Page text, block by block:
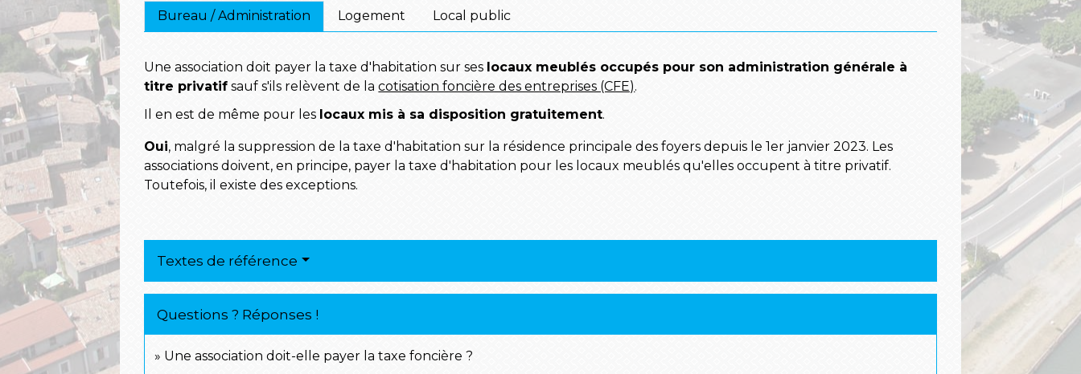
Bureau / Administration Logement Local public
Une association doit payer la taxe d'habitation sur ses locaux meublés occupés pour son administration générale à
titre privatif sauf s'ils relèvent de lacotisation foncière des entreprises (CFE).
Il en est de même pour les locaux mis à sa disposition gratuitement.
Oui, malgré la suppression de la taxe d'habitation sur la résidence principale des foyers depuis le 1er janvier 2023. Les
associations doivent, en principe, payer la taxe d'habitation pour les locaux meublés qu'elles occupent à titre privatif.
Toutefois, il existe des exceptions.
Textes de référence
Questions ? Réponses !
Une association doit-elle payer la taxe foncière ?